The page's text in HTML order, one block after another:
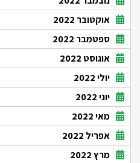
אוקטובר 2022
ספטמבר 2022
אוגוסט 2022
יולי 2022
יוני 2022
מאי 2022
אפריל 2022
מרץ 2022